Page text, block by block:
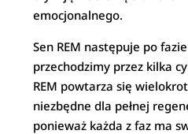
emocjonalnego.
Sen REM następuje po
przechodzimy przez kilka
REM powtarza się
niezbędne dla pełnej
ponieważ każda z faz ma